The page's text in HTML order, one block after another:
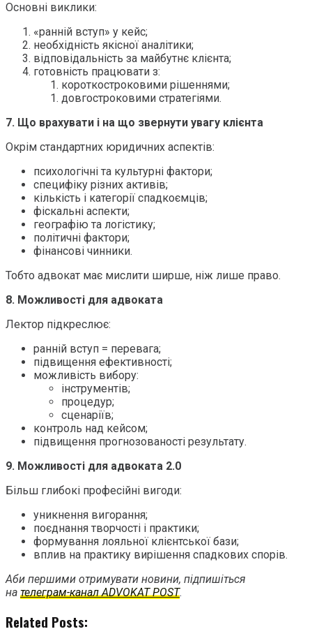
Основні виклики:
«ранній вступ» у кейс;
необхідність якісної аналітики;
відповідальність за майбутнє клієнта;
готовність працювати з:
короткостроковими рішеннями;
довгостроковими стратегіями.
7. Що врахувати і на що звернути увагу клієнта
Окрім стандартних юридичних аспектів:
психологічні та культурні фактори;
специфіку різних активів;
кількість і категорії спадкоємців;
фіскальні аспекти;
географію та логістику;
політичні фактори;
фінансові чинники.
Тобто адвокат має мислити ширше, ніж лише право.
8. Можливості для адвоката
Лектор підкреслює:
ранній вступ = перевага;
підвищення ефективності;
можливість вибору:
інструментів;
процедур;
сценаріїв;
контроль над кейсом;
підвищення прогнозованості результату.
9. Можливості для адвоката 2.0
Більш глибокі професійні вигоди:
уникнення вигорання;
поєднання творчості і практики;
формування лояльної клієнтської бази;
вплив на практику вирішення спадкових спорів.
Аби першими отримувати новини, підпишіться
на телеграм-канал ADVOKAT POST.
Related Posts: